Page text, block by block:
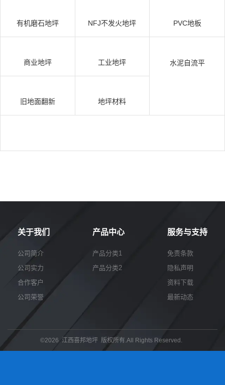
有机磨石地坪 NFJ不发火地坪 PVC地板
商业地坪 工业地坪 水泥自流平
旧地面翻新 地坪材料
关于我们
公司简介
公司实力
合作客户
公司荣誉
产品中心
产品分类1
产品分类2
服务与支持
免责条款
隐私声明
资料下载
最新动态
©2026 江西喜邦地坪 版权所有.All Rights Reserved.